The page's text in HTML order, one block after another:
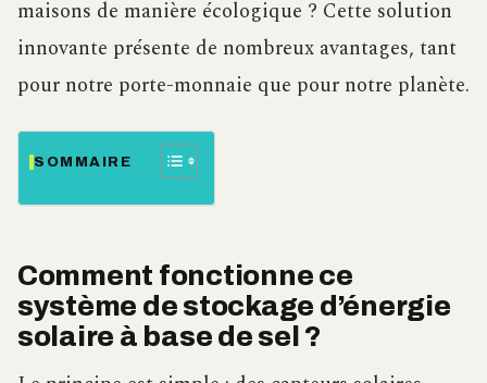
maisons de manière écologique ? Cette solution
innovante présente de nombreux avantages, tant
pour notre porte-monnaie que pour notre planète.
SOMMAIRE
Comment fonctionne ce
système de stockage d’énergie
solaire à base de sel ?